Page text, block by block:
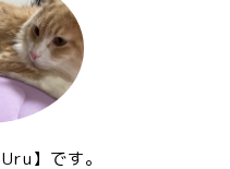
】です。